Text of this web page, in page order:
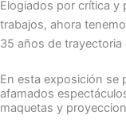
Elogiados por crítica y
trabajos, ahora
35 años de
En esta exposición se
afamados
maquetas y